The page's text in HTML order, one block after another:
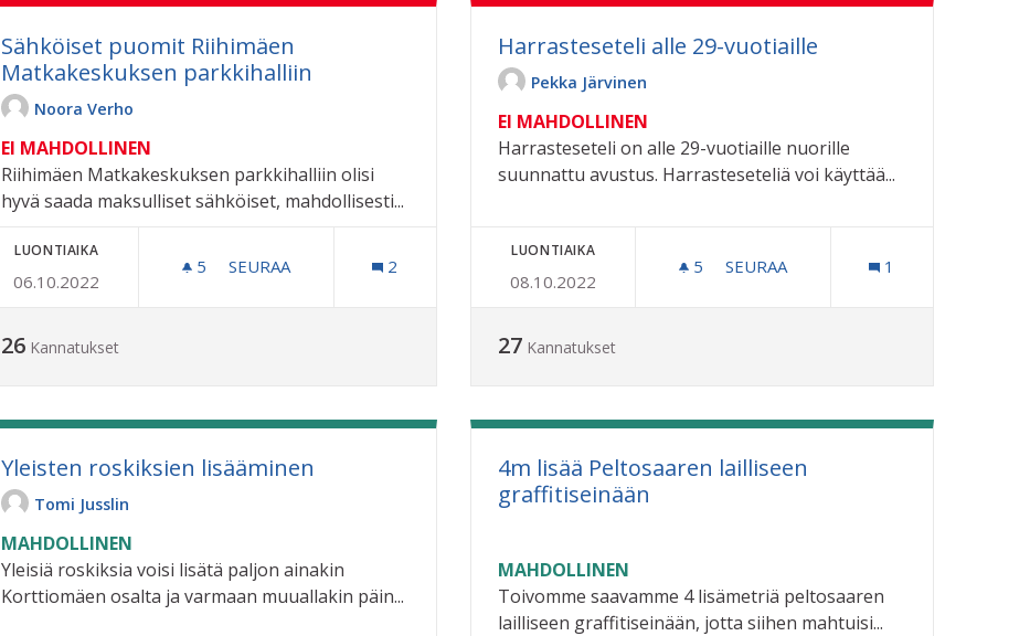
Sähköiset puomit Riihimäen
Matkakeskuksen parkkihalliin
Noora Verho
EI MAHDOLLINEN
Riihimäen Matkakeskuksen parkkihalliin olisi
hyvä saada maksulliset sähköiset, mahdollisesti...
LUONTIAIKA
06.10.2022
5 5 SEURAAJAA
SEURAA
SÄHKÖISET PUOMIT RIIHIMÄEN MATKAKESKUKSEN PARKKIHALLIIN
2
26 Kannatukset
Harrasteseteli alle 29-vuotiaille
Pekka Järvinen
EI MAHDOLLINEN
Harrasteseteli on alle 29-vuotiaille nuorille
suunnattu avustus. Harrasteseteliä voi käyttää...
LUONTIAIKA
08.10.2022
5 5 SEURAAJAA
SEURAA 1
27 Kannatukset
Yleisten roskiksien lisääminen
Tomi Jusslin
MAHDOLLINEN
Yleisiä roskiksia voisi lisätä paljon ainakin
Korttiomäen osalta ja varmaan muuallakin päin...
4m lisää Peltosaaren lailliseen
graffitiseinään
MAHDOLLINEN
Toivomme saavamme 4 lisämetriä peltosaaren
lailliseen graffitiseinään, jotta siihen mahtuisi...